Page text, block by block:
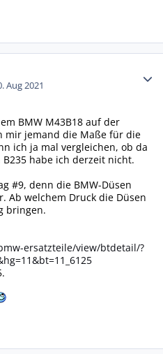
Aug 2021
BMW M43B18 auf der
mir jemand die Maße für die
ich ja mal vergleichen, ob da
habe ich derzeit nicht.
#9, denn die BMW-Düsen
Ab welchem Druck die Düsen
bringen.
ersatzteile/view/btdetail/?